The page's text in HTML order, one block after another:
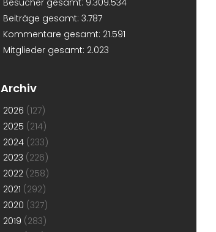
Besucher gesamt: 9.309.534
Beiträge gesamt: 3.787
Kommentare gesamt: 21.591
Mitglieder gesamt: 2.023
Archiv
2026 (127)
2025 (214)
2024 (233)
2023 (226)
2022 (258)
2021 (292)
2020 (327)
2019 (283)